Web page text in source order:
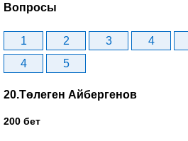
Вопросы
1 2 3 4
4
5
20.Төлеген Айбергенов
200 бет